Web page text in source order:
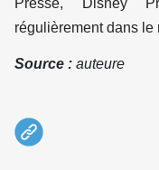
Presse, Disney
régulièrement dans le
Source : auteure